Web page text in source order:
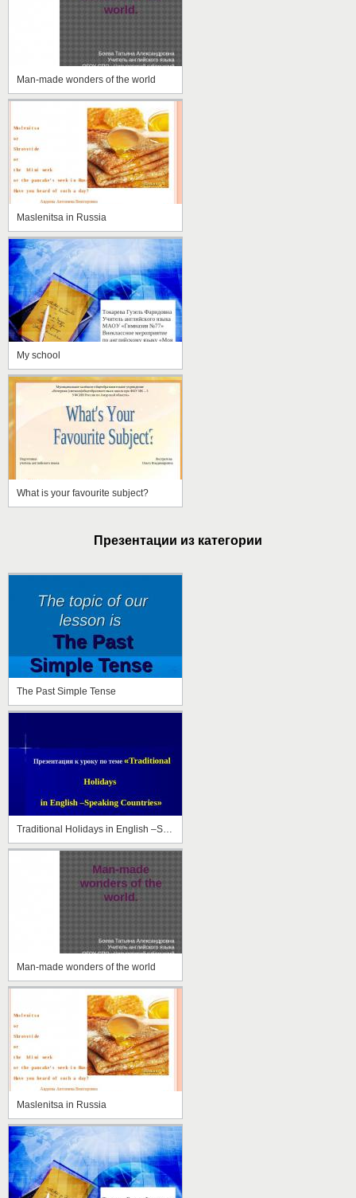
Man-made wonders of the world
Maslenitsa in Russia
My school
What is your favourite subject?
Презентации из категории
The Past Simple Tense
Man-made wonders of the world
Maslenitsa in Russia